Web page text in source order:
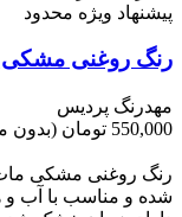
پیشنهاد ویژه محدود
رنگ روغنی مشکی
مهدرنگ پردیس
550,000 تومان
(بدون
رنگ روغنی مشکی مات
شده و مناسب با آب و